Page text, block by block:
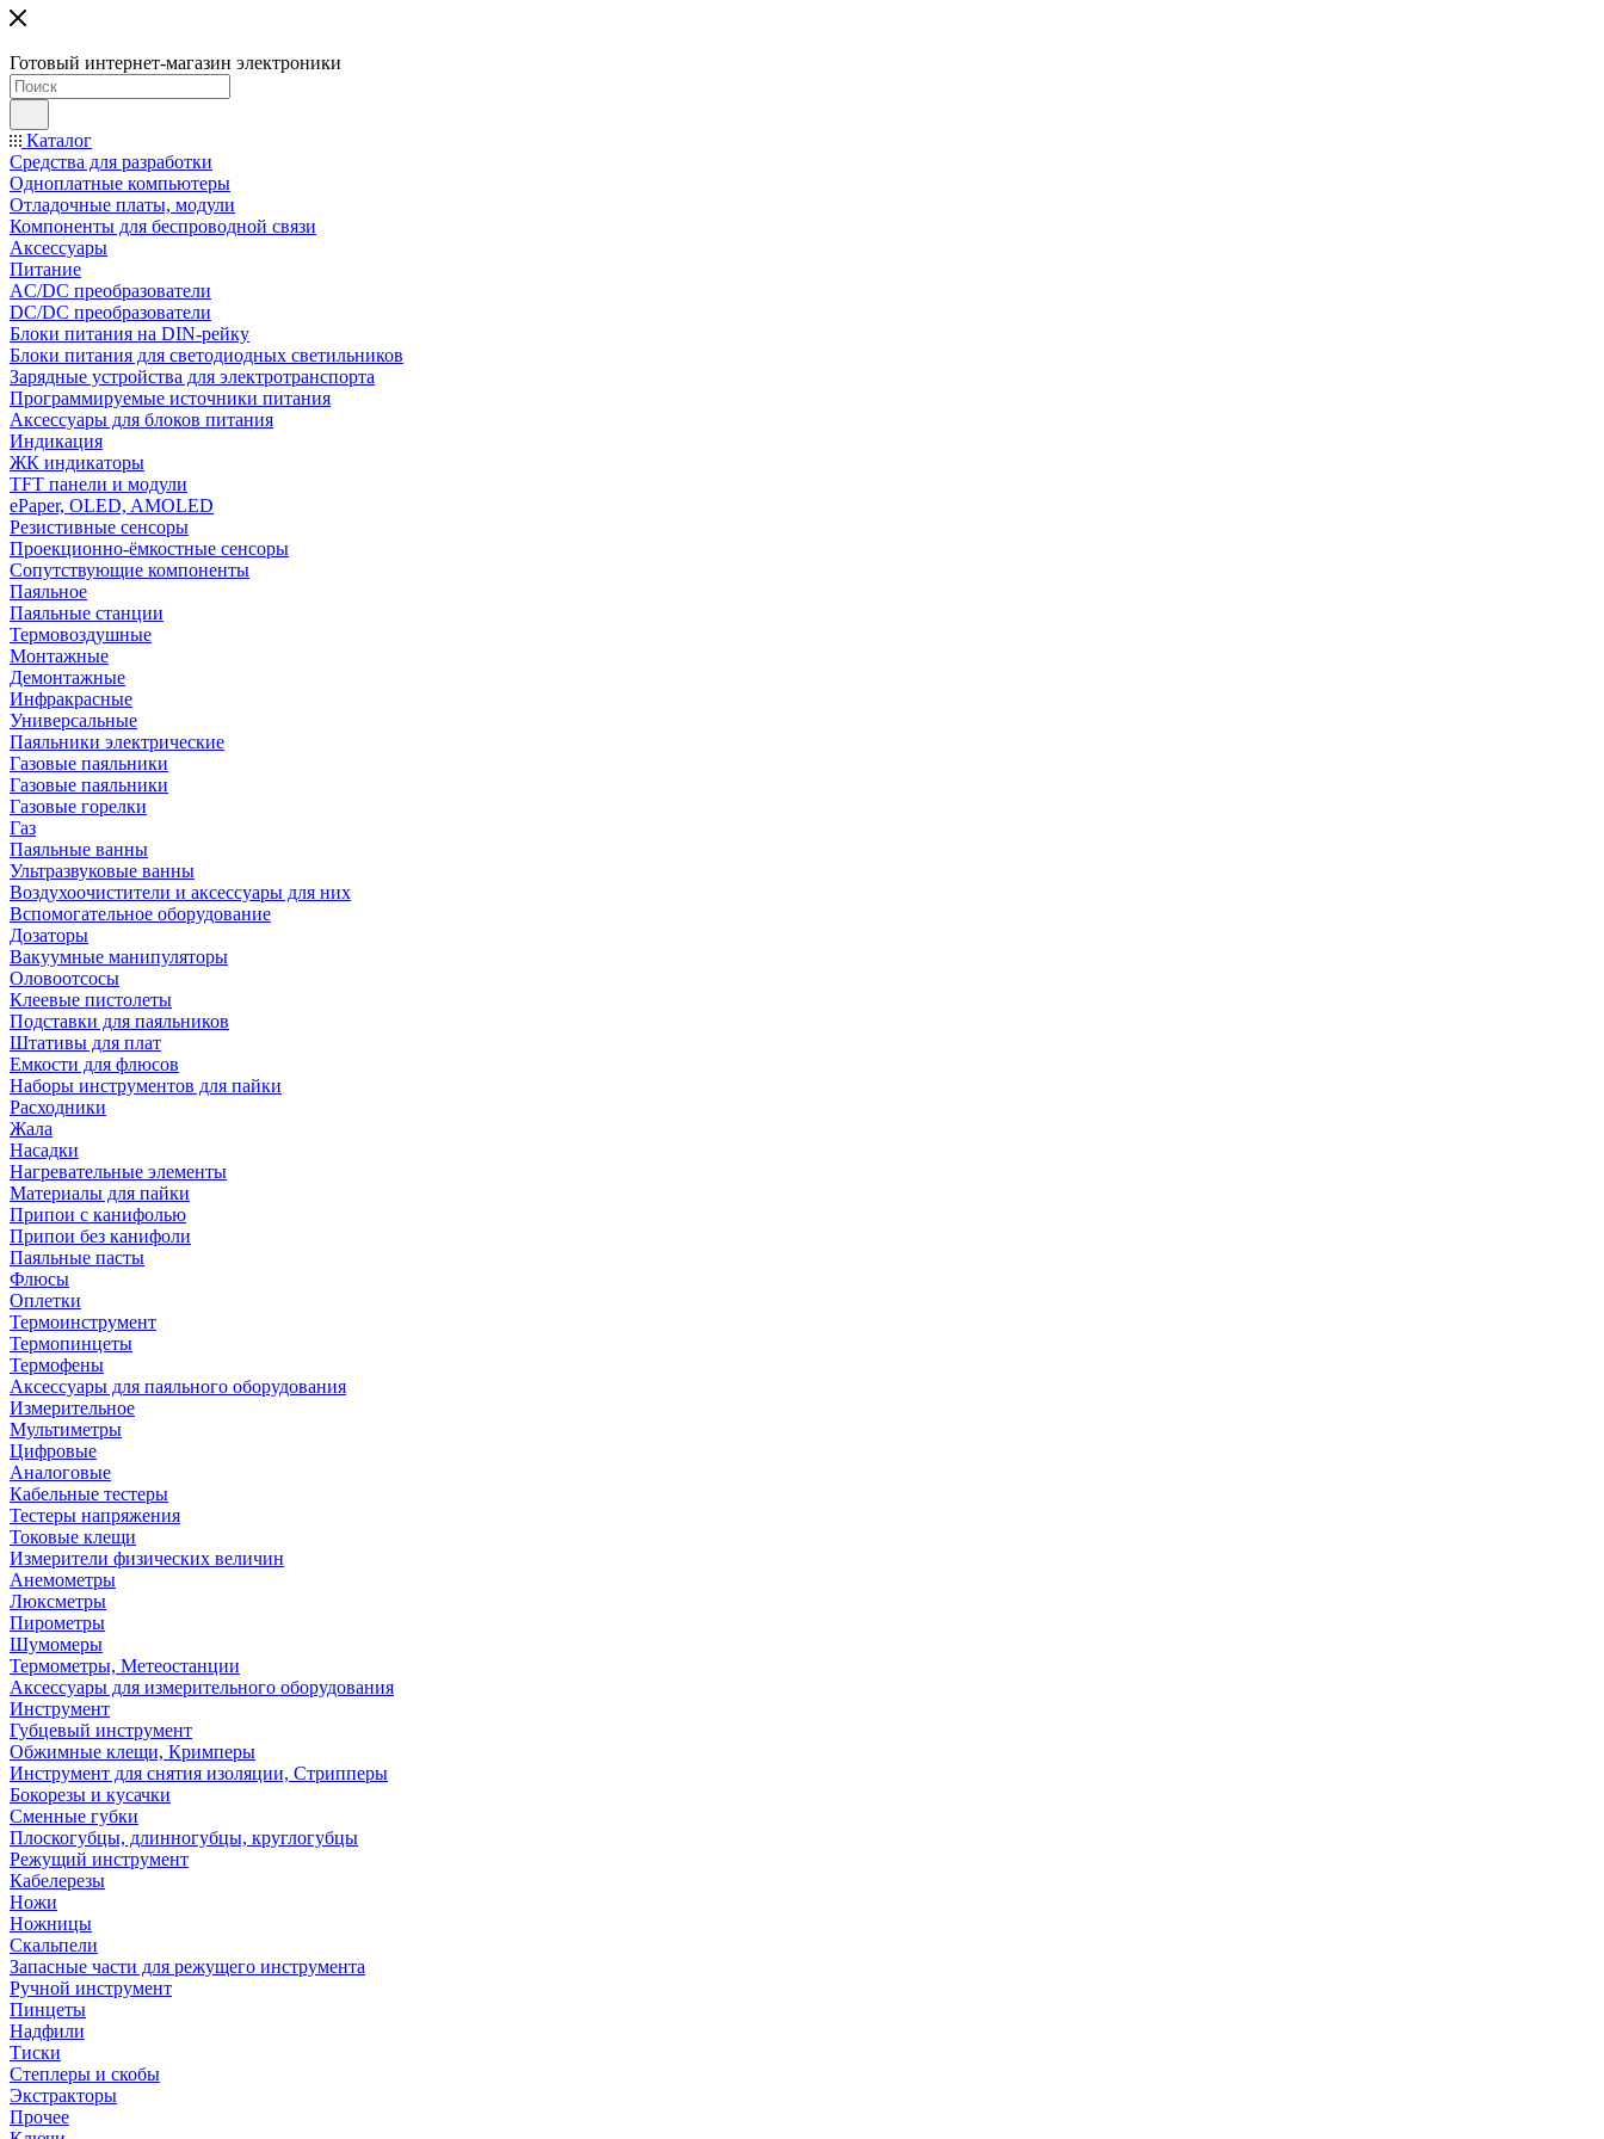
Готовый интернет-магазин электроники
Каталог
Средства для разработки
Одноплатные компьютеры
Отладочные платы, модули
Компоненты для беспроводной связи
Аксессуары
Питание
AC/DC преобразователи
DC/DC преобразователи
Блоки питания на DIN-рейку
Блоки питания для светодиодных светильников
Зарядные устройства для электротранспорта
Программируемые источники питания
Аксессуары для блоков питания
Индикация
ЖК индикаторы
TFT панели и модули
ePaper, OLED, AMOLED
Резистивные сенсоры
Проекционно-ёмкостные сенсоры
Сопутствующие компоненты
Паяльное
Паяльные станции
Термовоздушные
Монтажные
Демонтажные
Инфракрасные
Универсальные
Паяльники электрические
Газовые паяльники
Газовые паяльники
Газовые горелки
Газ
Паяльные ванны
Ультразвуковые ванны
Воздухоочистители и аксессуары для них
Вспомогательное оборудование
Дозаторы
Вакуумные манипуляторы
Оловоотсосы
Клеевые пистолеты
Подставки для паяльников
Штативы для плат
Емкости для флюсов
Наборы инструментов для пайки
Расходники
Жала
Насадки
Нагревательные элементы
Материалы для пайки
Припои с канифолью
Припои без канифоли
Паяльные пасты
Флюсы
Оплетки
Термоинструмент
Термопинцеты
Термофены
Аксессуары для паяльного оборудования
Измерительное
Мультиметры
Цифровые
Аналоговые
Кабельные тестеры
Тестеры напряжения
Токовые клещи
Измерители физических величин
Анемометры
Люксметры
Пирометры
Шумомеры
Термометры, Метеостанции
Аксессуары для измерительного оборудования
Инструмент
Губцевый инструмент
Обжимные клещи, Кримперы
Инструмент для снятия изоляции, Стрипперы
Бокорезы и кусачки
Сменные губки
Плоскогубцы, длинногубцы, круглогубцы
Режущий инструмент
Кабелерезы
Ножи
Ножницы
Скальпели
Запасные части для режущего инструмента
Ручной инструмент
Пинцеты
Надфили
Тиски
Степлеры и скобы
Экстракторы
Прочее